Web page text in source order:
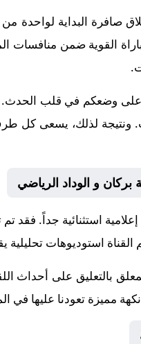
صافرة البداية لواحدة
القوية ضمن منافسات
وضعكم في قلب الحدث.
ونتيجة لذلك، يسعى
بركان و الوداد الرياضي
استثنائية جداً.
استوديوهات تحليلية
بالتعليق على أحداث
مميزة تعودنا عليها في